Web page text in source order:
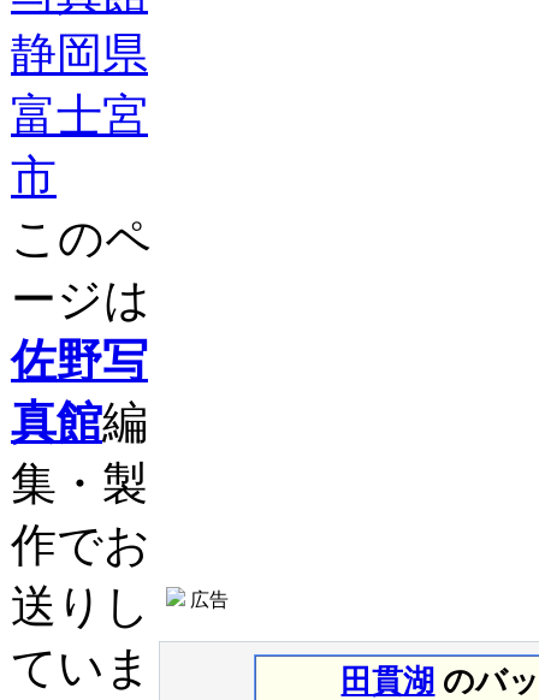
このペ
ージは
佐野写
真館編
集・製
作でお
送りし
ていま
広告
田貫湖 のバ